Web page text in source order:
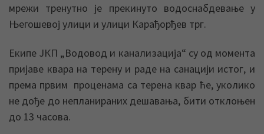
мрежи тренутно је прекинуто водоснабдевање у
Његошевој улици и улици Карађорђев трг.
Екипе ЈКП „Водовод и канализација“ су од момента
пријаве квара на терену и раде на санацији истог, и
према првим проценама са терена квар ће, уколико
не дође до непланираних дешавања, бити отклоњен
до 13 часова.